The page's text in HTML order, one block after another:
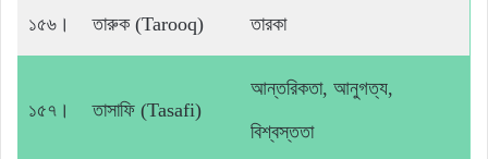
১৫৬। তারুক (Tarooq) তারকা
১৫৭। তাসাফি (Tasafi)
আন্তরিকতা, আনুগত্য,
বিশ্বস্ততা